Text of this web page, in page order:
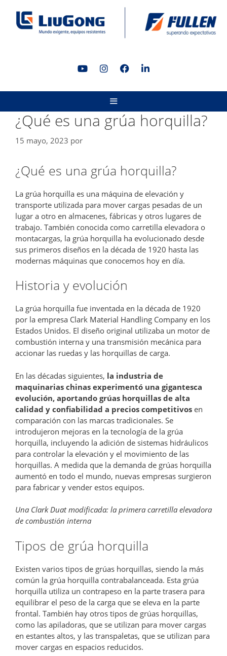
contenido
¿Qué es una grúa horquilla?
15 mayo, 2023 por
¿Qué es una grúa horquilla?
La grúa horquilla es una máquina de elevación y
transporte utilizada para mover cargas pesadas de un
lugar a otro en almacenes, fábricas y otros lugares de
trabajo. También conocida como carretilla elevadora o
montacargas, la grúa horquilla ha evolucionado desde
sus primeros diseños en la década de 1920 hasta las
modernas máquinas que conocemos hoy en día.
Historia y evolución
La grúa horquilla fue inventada en la década de 1920
por la empresa Clark Material Handling Company en los
Estados Unidos. El diseño original utilizaba un motor de
combustión interna y una transmisión mecánica para
accionar las ruedas y las horquillas de carga.
En las décadas siguientes, la industria de
maquinarias chinas experimentó una gigantesca
evolución, aportando grúas horquillas de alta
calidad y confiabilidad a precios competitivos en
comparación con las marcas tradicionales. Se
introdujeron mejoras en la tecnología de la grúa
horquilla, incluyendo la adición de sistemas hidráulicos
para controlar la elevación y el movimiento de las
horquillas. A medida que la demanda de grúas horquilla
aumentó en todo el mundo, nuevas empresas surgieron
para fabricar y vender estos equipos.
Una Clark Duat modificada: la primera carretilla elevadora
de combustión interna
Tipos de grúa horquilla
Existen varios tipos de grúas horquillas, siendo la más
común la grúa horquilla contrabalanceada. Esta grúa
horquilla utiliza un contrapeso en la parte trasera para
equilibrar el peso de la carga que se eleva en la parte
frontal. También hay otros tipos de grúas horquillas,
como las apiladoras, que se utilizan para mover cargas
en estantes altos, y las transpaletas, que se utilizan para
mover cargas en espacios reducidos.